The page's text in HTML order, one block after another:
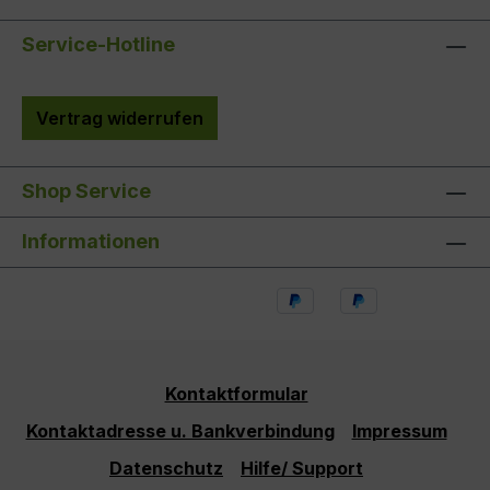
Service-Hotline
Vertrag widerrufen
Shop Service
Informationen
Kontaktformular
Kontaktadresse u. Bankverbindung
Impressum
Datenschutz
Hilfe/ Support